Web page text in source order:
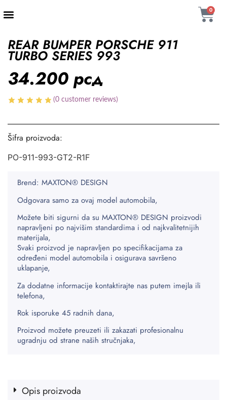
0
REAR BUMPER PORSCHE 911
TURBO SERIES 993
34.200 рсд
(0 customer reviews)
Šifra proizvoda:
PO-911-993-GT2-R1F
Brend: MAXTON® DESIGN
Odgovara samo za ovaj model automobila,
Možete biti sigurni da su MAXTON® DESIGN proizvodi
napravljeni po najvišim standardima i od najkvalitetnijih
materijala,
Svaki proizvod je napravljen po specifikacijama za
određeni model automobila i osigurava savršeno
uklapanje,
Za dodatne informacije kontaktirajte nas putem imejla ili
telefona,
Rok isporuke 45 radnih dana,
Proizvod možete preuzeti ili zakazati profesionalnu
ugradnju od strane naših stručnjaka,
Opis proizvoda